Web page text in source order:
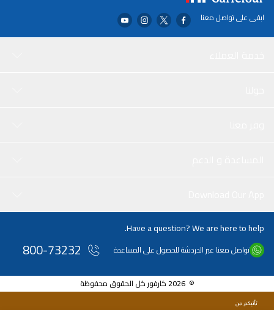
ابقى على تواصل معنا
Have a question? We are here to help.
تواصل معنا عبر الدردشة للحصول على المساعدة 800-73232
© 2026 كارفور كل الحقوق محفوظة